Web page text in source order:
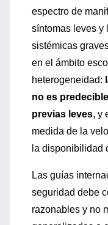
espectro de
síntomas leves y
sistémicas
en el ámbito
heterogeneidad:
no es
previas leves, y
medida de la
la disponibilidad
Las guías
seguridad debe
razonables y no